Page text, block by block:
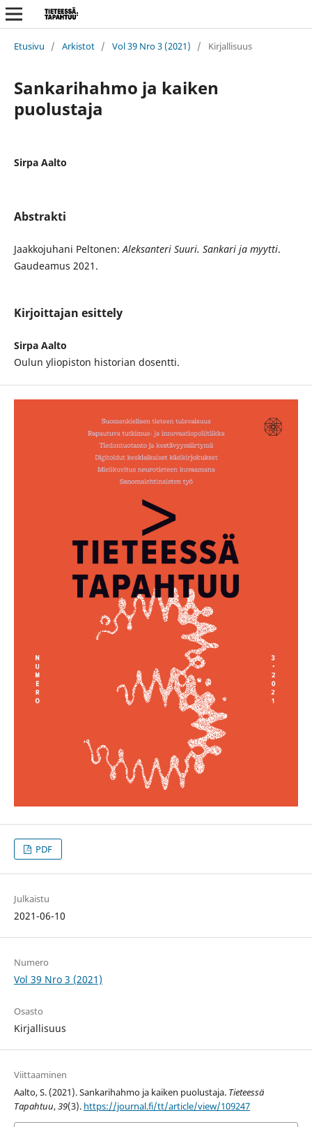
Etusivu / Arkistot / Vol 39 Nro 3 (2021) / Kirjallisuus
Sankarihahmo ja kaiken
puolustaja
Sirpa Aalto
Abstrakti
Jaakkojuhani Peltonen:Aleksanteri Suuri. Sankari ja myytti.
Gaudeamus 2021.
Kirjoittajan esittely
Sirpa Aalto
Oulun yliopiston historian dosentti.
PDF
Julkaistu
2021-06-10
Numero
Vol 39 Nro 3 (2021)
Osasto
Kirjallisuus
Viittaaminen
Aalto, S. (2021). Sankarihahmo ja kaiken puolustaja. Tieteessä
Tapahtuu,39(3). https://journal.fi/tt/article/view/109247